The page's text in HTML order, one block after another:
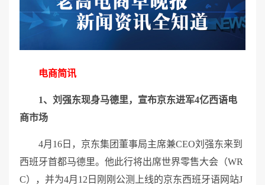
电商简讯
1、刘强东现身马德里，宣布京东进军4亿西语电
商市场
4月16日，京东集团董事局主席兼CEO刘强东来到
西班牙首都马德里。他此行将出席世界零售大会（WR
C），并为4月12日刚刚公测上线的京东西班牙语网站J